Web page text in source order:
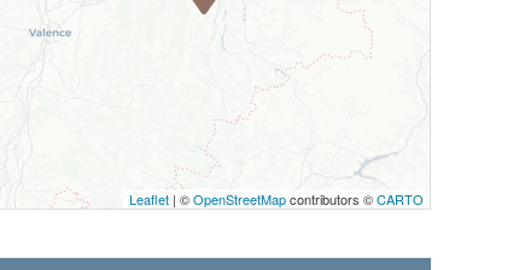
Leaflet | ©OpenStreetMapcontributors ©CARTO